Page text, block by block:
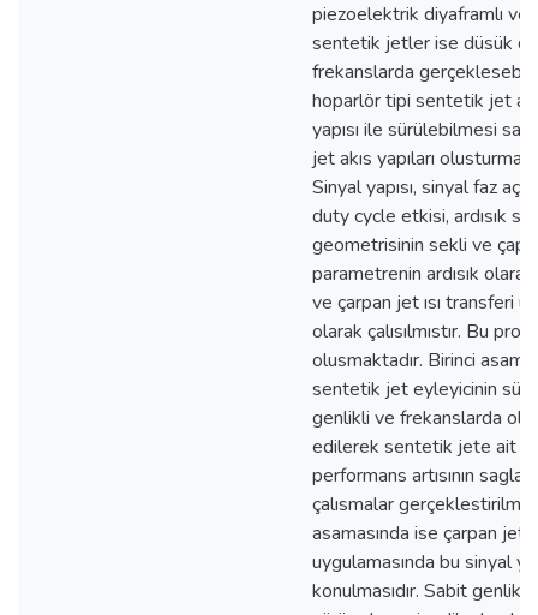
piezoelektrik diyaframlı
sentetik jetler ise düsük
frekanslarda
hoparlör tipi sentetik jet
yapısı ile sürülebilmesi
jet akıs yapıları olusturmak
Sinyal yapısı, sinyal faz
duty cycle etkisi, ardısık
geometrisinin sekli ve çapı
parametrenin ardısık
ve çarpan jet ısı transferi
olarak çalısılmıstır. Bu
olusmaktadır. Birinci
sentetik jet eyleyicinin
genlikli ve frekanslarda
edilerek sentetik jete ait
performans artısının
çalısmalar
asamasında ise çarpan jet
uygulamasında bu sinyal
konulmasıdır. Sabit